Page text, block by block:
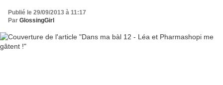
Publié le 29/09/2013 à 11:17
Par GlossingGirl